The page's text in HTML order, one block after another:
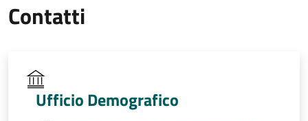
Contatti
Ufficio Demografico